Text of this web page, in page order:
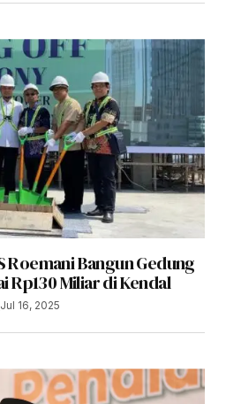
Roemani Bangun Gedung
Rp130 Miliar di Kendal
Jul 16, 2025